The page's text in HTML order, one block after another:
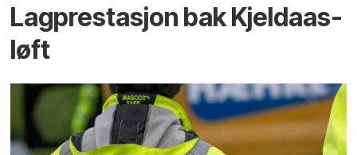
Lagprestasjon bak Kjeldaas-
løft